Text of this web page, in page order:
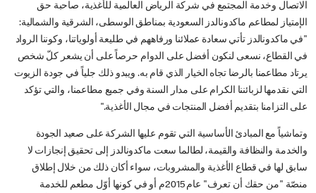
الاتصال وخدمة المجتمع في شركة الرياض العالمية للأغذية، صاحبة حق
الإمتياز لمطاعم ماكدونالدز السعودية بمناطق الوسطى، الشرقية والشمالية:
"في ماكدونالدز تأتي سعادة عملائنا ورفاههم في طليعة أولوياتنا، وكوننا الرواد
في القطاع، نسعى لنكون أفضل على الدوام حرصاً على أن يشعر كلّ شخص
يرتاد مطاعمنا بالرضا تجاه الخيار الذي قام به. ويبدو ذلك جلياً في جودة الزيوت
التي نقدمها لزبائننا الكرام على مدار السنة وفي جميع مطاعمنا، والتي تؤكد
على التزامنا بتقديم أفضل المنتجات في مجال الأغذية."
وتماشياً مع المبادئ الأساسية التي تقوم عليها الشركة على صعيد الجودة
والخدمة والنظافة والقيمة، لطالما سعت ماكدونالدز إلى تحقيق إنجازات لا
سابق لها في قطاع الأغذية والمشروبات، سواء أكان ذلك من خلال إطلاق
منصّة "من حقك أن تعرف" عام 2015م أو في كونها أوّل مطعم للخدمة